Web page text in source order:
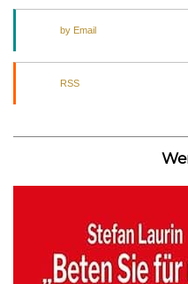
by Email
RSS